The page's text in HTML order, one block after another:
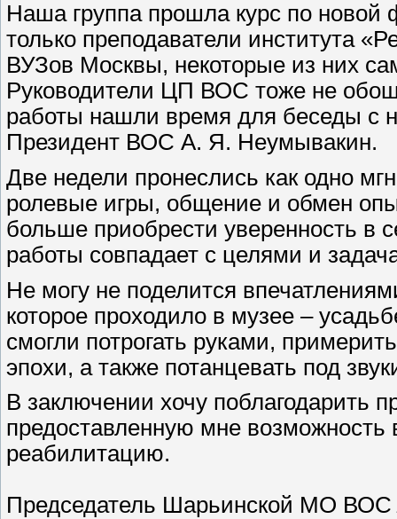
Наша группа прошла курс по
только преподаватели института
ВУЗов Москвы, некоторые из них
Руководители ЦП ВОС тоже не
работы нашли время для беседы с
Президент ВОС А. Я. Неумывакин.
Две недели пронеслись как одно
ролевые игры, общение и обмен
больше приобрести уверенность в
работы совпадает с целями и
Не могу не поделится
которое проходило в музее –
смогли потрогать руками,
эпохи, а также потанцевать под
В заключении хочу
предоставленную мне
реабилитацию.
Председатель Шарьинской МО ВОС